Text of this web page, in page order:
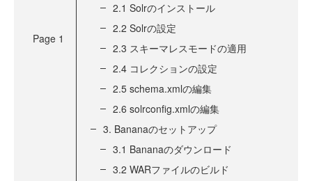
Page 1
2.1 Solrのインストール
2.2 Solrの設定
2.3 スキーマレスモードの適用
2.4 コレクションの設定
2.5 schema.xmlの編集
2.6 solrconfig.xmlの編集
3. Bananaのセットアップ
3.1 Bananaのダウンロード
3.2 WARファイルのビルド